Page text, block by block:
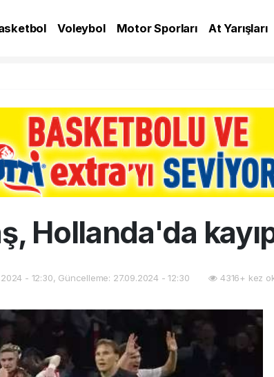
Voleybol Motor Sporları
At Yarışları
Hollanda'da
- 12:30, Güncelleme: 27.09.2024 - 12:30 4316+ kez